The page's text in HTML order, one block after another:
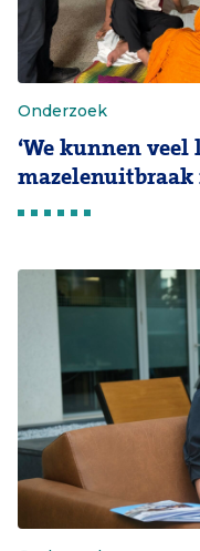
Onderzoek
‘We kunnen veel
mazelenuitbraak